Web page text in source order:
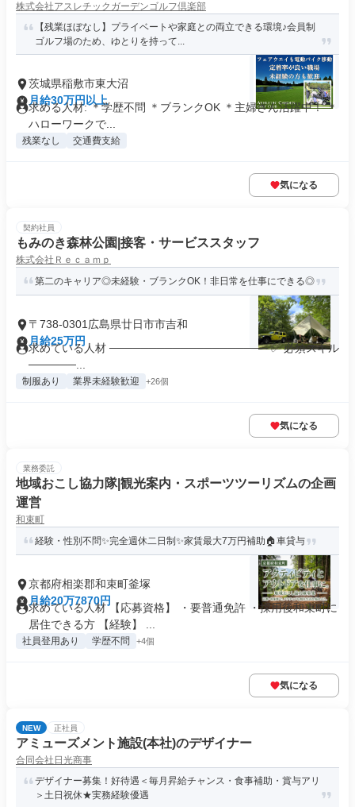
株式会社アスレチックガーデンゴルフ倶楽部
【残業ほぼなし】プライベートや家庭との両立できる環境♪会員制
ゴルフ場のため、ゆとりを持って...
茨城県稲敷市東大沼
月給30万円以上
求める人材: ＊学歴不問 ＊ブランクOK ＊主婦さん活躍中！ ＊
ハローワークで...
残業なし 交通費支給
気になる
契約社員
もみのき森林公園|接客・サービススタッフ
株式会社Ｒｅｃａｍｐ
第二のキャリア◎未経験・ブランクOK！非日常を仕事にできる◎
〒738-0301広島県廿日市市吉和
月給25万円
求めている人材 ──────────────────── ✅ 必須スキル
──────...
制服あり 業界未経験歓迎 +26個
気になる
業務委託
地域おこし協力隊|観光案内・スポーツツーリズムの企画
運営
和束町
経験・性別不問✨完全週休二日制✨家賃最大7万円補助🏠車貸与
京都府相楽郡和束町釜塚
月給20万7870円
求めている人材 【応募資格】 ・要普通免許 ・採用後和束町に
居住できる方 【経験】 ...
社員登用あり 学歴不問 +4個
気になる
NEW 正社員
アミューズメント施設(本社)のデザイナー
合同会社日光商事
デザイナー募集！好待遇＜毎月昇給チャンス・食事補助・賞与アリ
＞土日祝休★実務経験優遇